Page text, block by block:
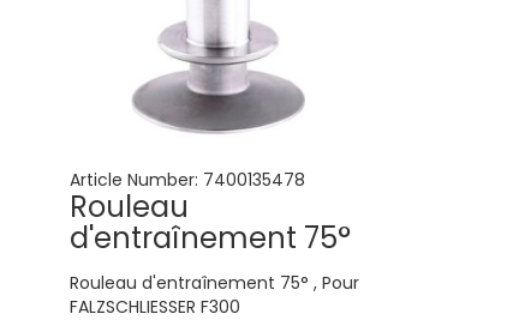
Article Number: 7400135478
Rouleau
d'entraînement 75°
Rouleau d'entraînement 75° , Pour
FALZSCHLIESSER F300